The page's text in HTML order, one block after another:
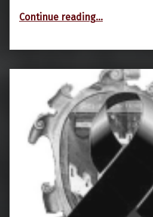
Continue reading“Top Leistungen bei hervorragenden Bedingungen”
…